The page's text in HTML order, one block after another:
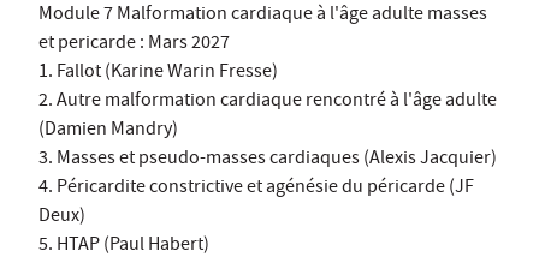
Module 7 Malformation cardiaque à l'âge adulte masses
et pericarde : Mars 2027
1. Fallot (Karine Warin Fresse)
2. Autre malformation cardiaque rencontré à l'âge adulte
(Damien Mandry)
3. Masses et pseudo-masses cardiaques (Alexis Jacquier)
4. Péricardite constrictive et agénésie du péricarde (JF
Deux)
5. HTAP (Paul Habert)